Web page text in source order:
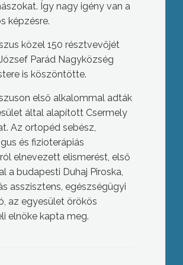
Így nagy igény van a
képzésre.
közel 150 résztvevőjét
Parád Nagyközség
is köszöntötte.
első alkalommal adták
által alapított Csermely
Az ortopéd sebész,
és fizioterápiás
elnevezett elismerést, első
a budapesti Duhaj Piroska,
asszisztens, egészségügyi
az egyesület örökös
elnöke kapta meg.
épül Mátraszentistvánban